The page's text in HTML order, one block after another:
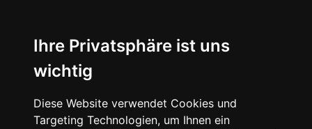
Ihre Privatsphäre ist uns
wichtig
Diese Website verwendet Cookies und
Targeting Technologien, um Ihnen ein